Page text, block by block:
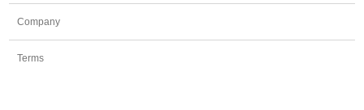
Company
Terms